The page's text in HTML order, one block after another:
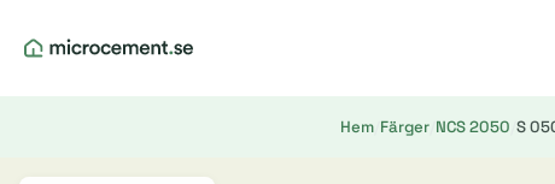
Hem Färger NCS 2050 S